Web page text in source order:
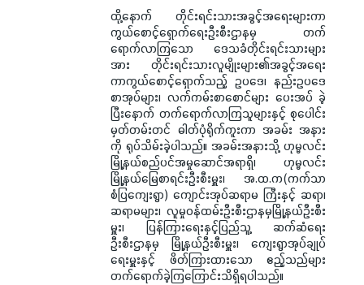
ထို့နောက် တိုင်းရင်းသားအခွင့်အရေးများကာ
ကွယ်စောင့်ရှောက်ရေးဦးစီးဌာနမှ တက်
ရောက်လာကြသော ဒေသခံတိုင်းရင်းသားများ
အား တိုင်းရင်းသားလူမျိုးများ၏အခွင့်အရေး
ကာကွယ်စောင့်ရှောက်သည့် ဥပဒေ၊ နည်းဥပဒေ
စာအုပ်များ၊ လက်ကမ်းစာစောင်များ ပေးအပ် ခဲ့
ပြီးနောက် တက်ရောက်လာကြသူများနှင့် စုပေါင်း
မှတ်တမ်းတင် ဓါတ်ပုံရိုက်ကူးကာ အခမ်း အနား
ကို ရုပ်သိမ်းခဲ့ပါသည်။ အခမ်းအနားသို့ ဟုမ္မလင်း
မြို့နယ်စည်ပင်အမှုဆောင်အရာရှိ၊ ဟုမ္မလင်း
မြို့နယ်မြေစာရင်းဦးစီးမှူး၊ အ.ထ.က(ကက်သာ
စံပြကျေးရွာ) ကျောင်းအုပ်ဆရာမ ကြီးနှင့် ဆရာ၊
ဆရာမများ၊ လူမှုဝန်ထမ်းဦးစီးဌာနမှမြို့နယ်ဦးစီး
မှူး၊ ပြန်ကြားရေးနှင့်ပြည်သူ့ ဆက်ဆံရေး
ဦးစီးဌာနမှ မြို့နယ်ဦးစီးမှူး၊ ကျေးရွာအုပ်ချုပ်
ရေးမှူးနှင့် ဖိတ်ကြားထားသော ဧည့်သည်များ
တက်ရောက်ခဲ့ကြကြောင်းသိရှိရပါသည်။